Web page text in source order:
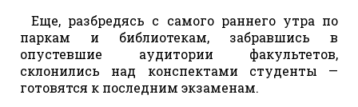
Еще, разбредясь с самого раннего утра по
паркам и библиотекам, забравшись в
опустевшие аудитории факультетов,
склонились над конспектами студенты —
готовятся к последним экзаменам.